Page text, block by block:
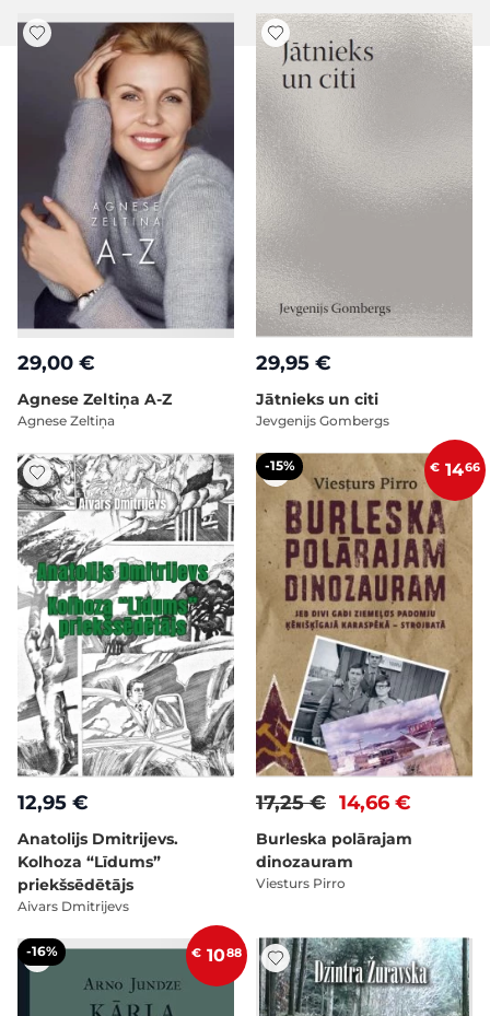
29,00 €
Agnese Zeltiņa A-Z
Agnese Zeltiņa
29,95 €
Jātnieks un citi
Jevgenijs Gombergs
12,95 €
Anatolijs Dmitrijevs.
Kolhoza “Līdums”
priekšsēdētājs
Aivars Dmitrijevs
-15% € 1466
14,66 €
17,25 €
Burleska polārajam
dinozauram
Viesturs Pirro
-16% € 1088